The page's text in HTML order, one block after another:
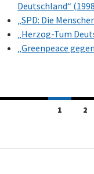
Deutschland“
„SPD: Die
„Herzog-Tum
„Greenpeace
1 2